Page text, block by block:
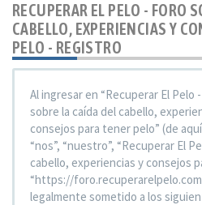
RECUPERAR EL PELO - FORO
CABELLO, EXPERIENCIAS Y
PELO - REGISTRO
Al ingresar en “Recuperar El Pelo
sobre la caída del cabello,
consejos para tener pelo” (de
“nos”, “nuestro”, “Recuperar El
cabello, experiencias y consejos
“https://
legalmente sometido a los